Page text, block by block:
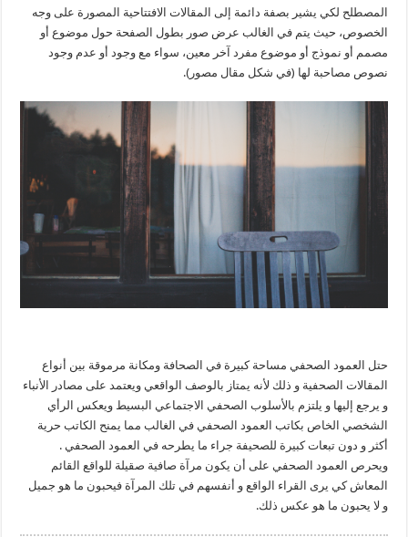
المصطلح لكي يشير بصفة دائمة إلى المقالات الافتتاحية المصورة على وجه
الخصوص، حيث يتم في الغالب عرض صور بطول الصفحة حول موضوع أو
مصمم أو نموذج أو موضوع مفرد آخر معين، سواء مع وجود أو عدم وجود
نصوص مصاحبة لها (في شكل مقال مصور).
حتل العمود الصحفي مساحة كبيرة في الصحافة ومكانة مرموقة بين أنواع
المقالات الصحفية و ذلك لأنه يمتاز بالوصف الواقعي ويعتمد على مصادر الأنباء
و يرجع إليها و يلتزم بالأسلوب الصحفي الاجتماعي البسيط ويعكس الرأي
الشخصي الخاص بكاتب العمود الصحفي في الغالب مما يمنح الكاتب حرية
أكثر و دون تبعات كبيرة للصحيفة جراء ما يطرحه في العمود الصحفي .
ويحرص العمود الصحفي على أن يكون مرآة صافية صقيلة للواقع القائم
المعاش كي يرى القراء الواقع و أنفسهم في تلك المرآة فيحبون ما هو جميل
و لا يحبون ما هو عكس ذلك.